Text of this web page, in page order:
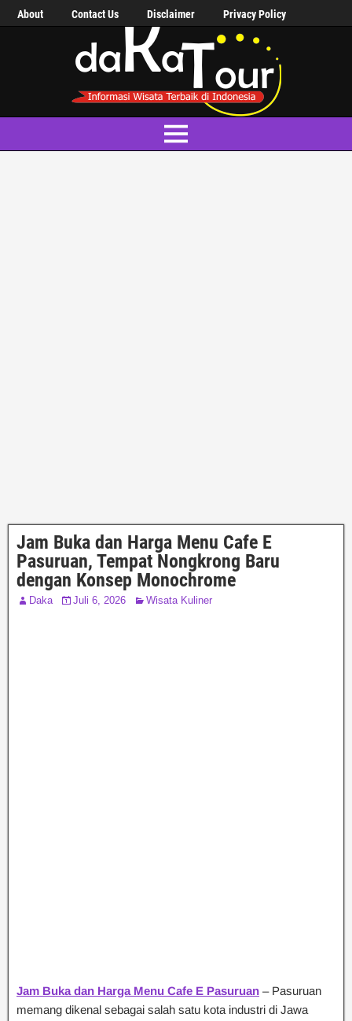
About Contact Us Disclaimer Privacy Policy
Jam Buka dan Harga Menu Cafe E
Pasuruan, Tempat Nongkrong Baru
dengan Konsep Monochrome
Daka Juli 6, 2026 Wisata Kuliner
Jam Buka dan Harga Menu Cafe E Pasuruan – Pasuruan
memang dikenal sebagai salah satu kota industri di Jawa